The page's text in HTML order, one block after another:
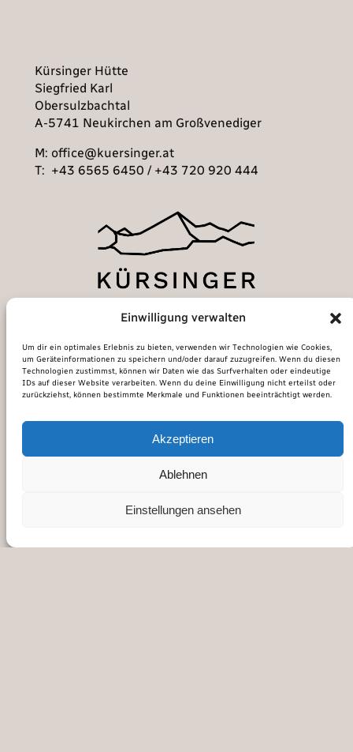
Einwilligung verwalten
Um dir ein optimales Erlebnis zu bieten, verwenden wir Technologien wie Cookies,
um Geräteinformationen zu speichern und/oder darauf zuzugreifen. Wenn du diesen
Technologien zustimmst, können wir Daten wie das Surfverhalten oder eindeutige
IDs auf dieser Website verarbeiten. Wenn du deine Einwilligung nicht erteilst oder
zurückziehst, können bestimmte Merkmale und Funktionen beeinträchtigt werden.
Akzeptieren
Ablehnen
Einstellungen ansehen
Kürsinger Hütte
Siegfried Karl
Obersulzbachtal
A-5741 Neukirchen am Großvenediger
M: office@kuersinger.at
T: +43 6565 6450 / +43 720 920 444